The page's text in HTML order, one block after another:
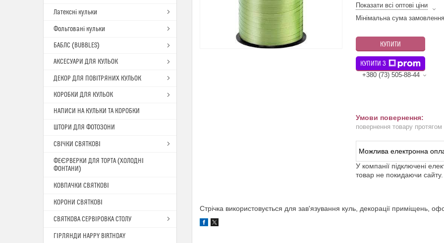
Показати всі оптові ціни
Мінімальна сума
КУПИТИ
КУПИТИ З
+380 (73) 505-88-44
повернення товару протягом
У компанії підключені
товар не покидаючи сайту.
Стрічка використовується для зав'язування куль, декорації приміщень,
Латексні кульки
Фольговані кульки
БАБЛС (BUBBLES)
АКСЕСУАРИ ДЛЯ КУЛЬОК
ДЕКОР ДЛЯ ПОВІТРЯНИХ КУЛЬОК
КОРОБКИ ДЛЯ КУЛЬОК
НАПИСИ НА КУЛЬКИ ТА КОРОБКИ
ШТОРИ ДЛЯ ФОТОЗОНИ
СВІЧКИ СВЯТКОВІ
ФЕЄРВЕРКИ ДЛЯ ТОРТА (ХОЛОДНІ
ФОНТАНИ)
КОВПАЧКИ СВЯТКОВІ
КОРОНИ СВЯТКОВІ
СВЯТКОВА СЕРВІРОВКА СТОЛУ
ГІРЛЯНДИ HAPPY BIRTHDAY